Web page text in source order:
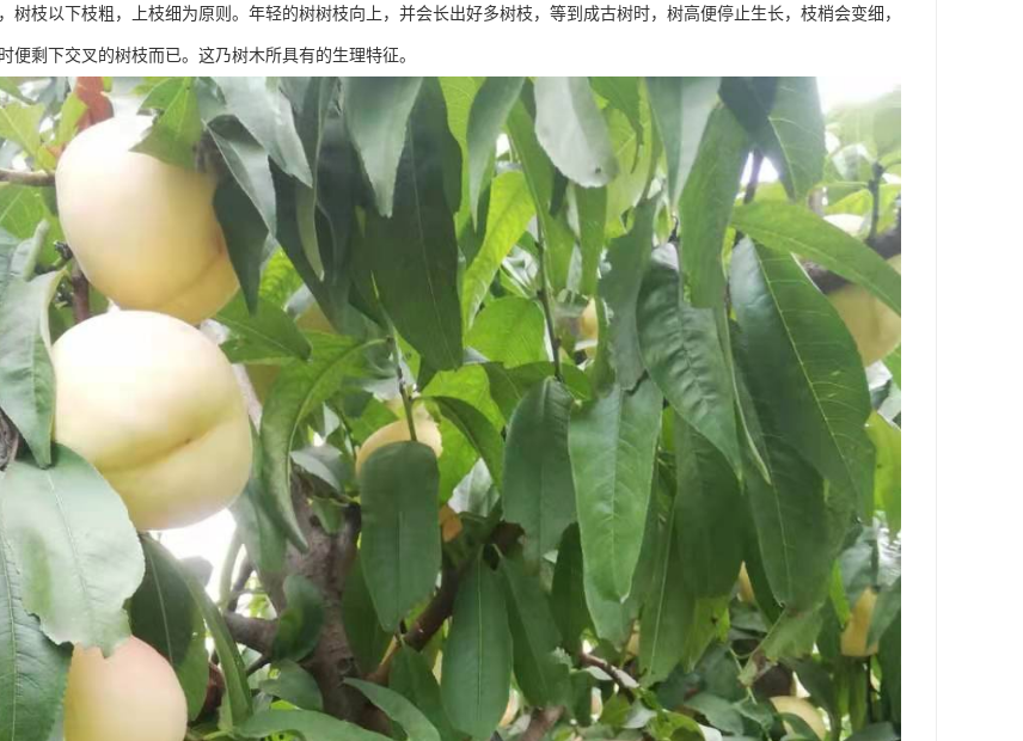
树枝以下枝粗，上枝细为原则。年轻的树树枝向上，并会长出好多树枝，等到成古树时，树高便停止生长，枝梢会变细，
便剩下交叉的树枝而已。这乃树木所具有的生理特征。